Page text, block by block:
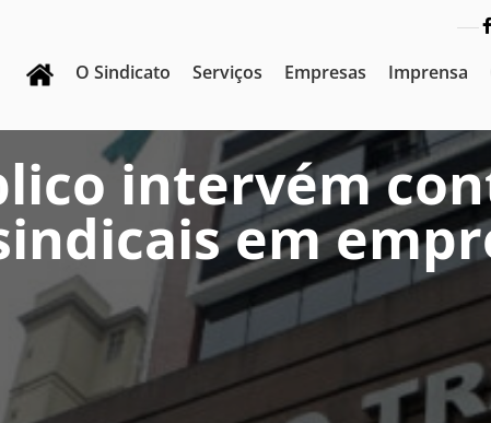
O Sindicato Serviços Empresas Imprensa
intervém
em